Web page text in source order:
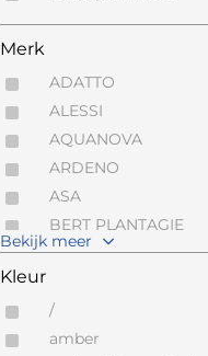
Merk
ADATTO
ALESSI
AQUANOVA
ARDENO
ASA
BERT PLANTAGIE
BOLSIUS
BREE'S NEW WORLD
CAPO D'OPERA
Bekijk meer
Kleur
/
amber